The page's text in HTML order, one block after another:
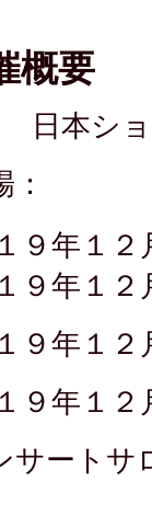
概要
本ショ
９年１
１２
１９
１２月
サートサ